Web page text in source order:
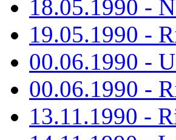
18.05.1990 -
19.05.1990 -
00.06.1990 -
00.06.1990 -
13.11.1990 -